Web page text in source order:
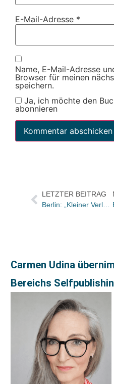
E-Mail-Adresse *
Name, E-Mail-Adresse
Browser für meinen
speichern.
Ja, ich möchte den
abonnieren
LETZTER BEITRAG
Berlin: „Kleiner Verlag am Großen Wannsee“ als Livestream
Carmen Udina
Bereichs